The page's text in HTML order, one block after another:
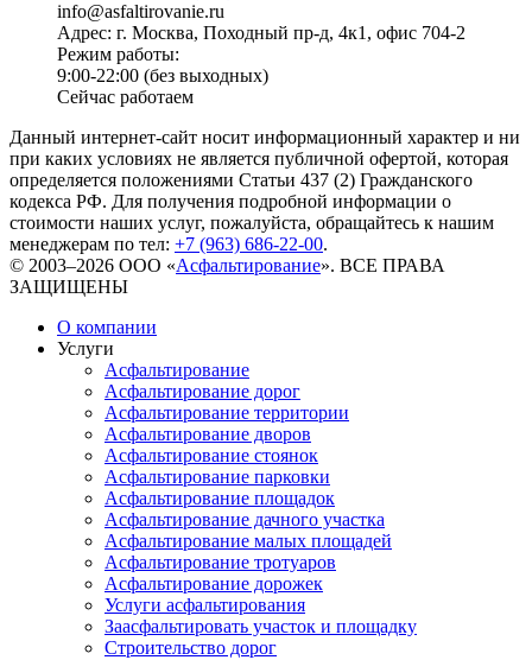
info@asfaltirovanie.ru
Адрес: г. Москва, Походный пр-д, 4к1, офис 704-2
Режим работы:
9:00-22:00 (без выходных)
Сейчас работаем
Данный интернет-сайт носит информационный характер и ни
при каких условиях не является публичной офертой, которая
определяется положениями Статьи 437 (2) Гражданского
кодекса РФ. Для получения подробной информации о
стоимости наших услуг, пожалуйста, обращайтесь к нашим
менеджерам по тел: +7 (963) 686-22-00.
© 2003–2026 ООО «Асфальтирование». ВСЕ ПРАВА
ЗАЩИЩЕНЫ
О компании
Услуги
Асфальтирование
Асфальтирование дорог
Асфальтирование территории
Асфальтирование дворов
Асфальтирование стоянок
Асфальтирование парковки
Асфальтирование площадок
Асфальтирование дачного участка
Асфальтирование малых площадей
Асфальтирование тротуаров
Асфальтирование дорожек
Услуги асфальтирования
Заасфальтировать участок и площадку
Строительство дорог